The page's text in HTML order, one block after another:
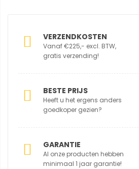
VERZENDKOSTEN
Vanaf €225,- excl. BTW,
gratis verzending!
BESTE PRIJS
Heeft u het ergens anders
goedkoper gezien?
GARANTIE
Al onze producten hebben
minimaal 1 jaar garantie!